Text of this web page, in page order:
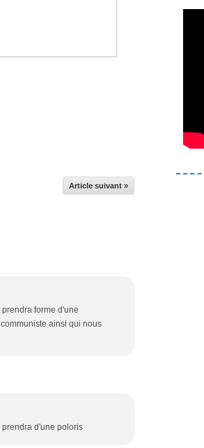
Article suivant »
forme d'une
ainsi qui nous
d'une poloris